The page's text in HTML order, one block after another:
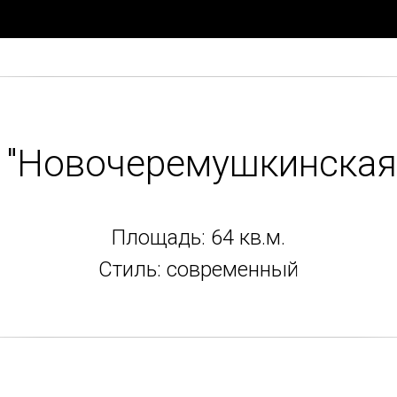
Площадь: 64 кв.м.
Стиль: современный